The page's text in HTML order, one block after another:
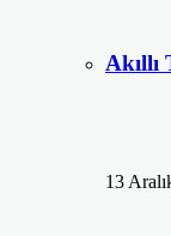
Akıllı
13